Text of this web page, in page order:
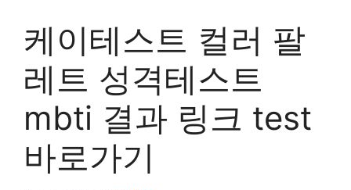
케이테스트 컬러 팔
레트 성격테스트
mbti 결과 링크 test
바로가기